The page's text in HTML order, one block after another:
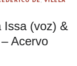
Issa (voz) &
Acervo